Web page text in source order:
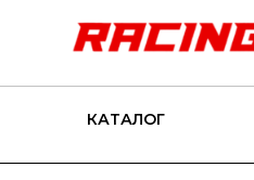
КАТАЛОГ